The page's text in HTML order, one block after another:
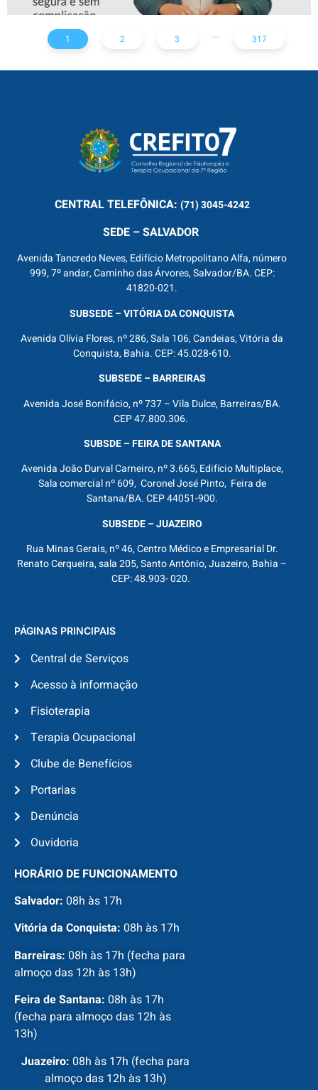
1 2 3 ... 317
CENTRALTELEFÔNICA: (71) 3045-4242
SEDE – SALVADOR
Avenida Tancredo Neves, Edifício Metropolitano Alfa, número
999, 7º andar, Caminho das Árvores, Salvador/BA. CEP:
41820-021.
SUBSEDE – VITÓRIA DA CONQUISTA
Avenida Olívia Flores, nº 286, Sala 106, Candeias, Vitória da
Conquista, Bahia. CEP: 45.028-610.
SUBSEDE – BARREIRAS
Avenida José Bonifácio, nº 737 – Vila Dulce, Barreiras/BA.
CEP 47.800.306.
SUBSDE – FEIRA DE SANTANA
Avenida João Durval Carneiro, nº 3.665, Edifício Multiplace,
Sala comercial nº 609, Coronel José Pinto, Feira de
Santana/BA. CEP 44051-900.
SUBSEDE – JUAZEIRO
Rua Minas Gerais, nº 46, Centro Médico e Empresarial Dr.
Renato Cerqueira, sala 205, Santo Antônio, Juazeiro, Bahia –
CEP: 48.903- 020.
PÁGINAS PRINCIPAIS
Central de Serviços
Acesso à informação
Fisioterapia
Terapia Ocupacional
Clube de Benefícios
Portarias
Denúncia
Ouvidoria
HORÁRIO DE FUNCIONAMENTO
Salvador: 08h às 17h
Vitória da Conquista: 08h às 17h
Barreiras: 08h às 17h (fecha para
almoço das 12h às 13h)
Feira de Santana: 08h às 17h
(fecha para almoço das 12h às
13h)
Juazeiro: 08h às 17h (fecha para
almoço das 12h às 13h)